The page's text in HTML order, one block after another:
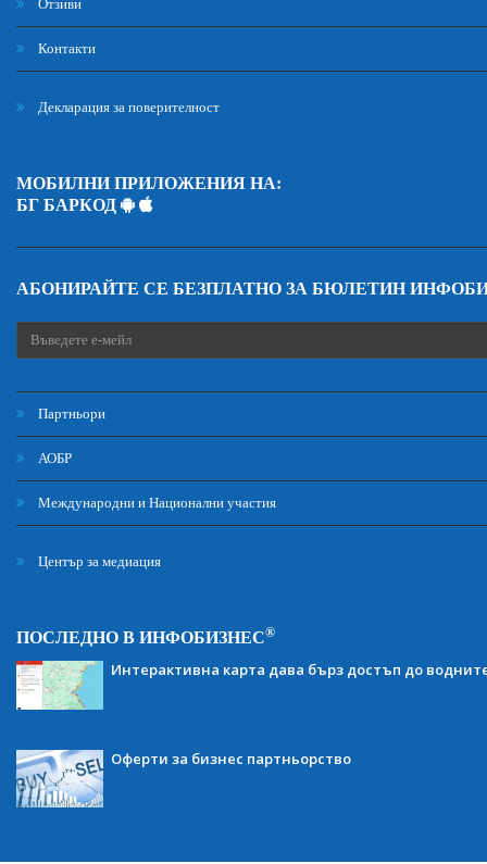
Отзиви
Контакти
Декларация за поверителност
МОБИЛНИ ПРИЛОЖЕНИЯ НА:
БГ БАРКОД
АБОНИРАЙТЕ СЕ БЕЗПЛАТНО ЗА БЮЛЕТИН
Партньори
АОБР
Международни и Национални участия
Център за медиация
ПОСЛЕДНО В ИНФОБИЗНЕС®
Интерактивна карта дава бърз достъп до
Оферти за бизнес партньорство